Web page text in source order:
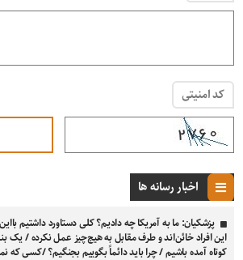
کد امنیتی
اخبار رسانه ها
پزشکیان: ما به آمریکا چه دادیم؟ کلی دستاورد داشتیم
این افراد خائن‌اند و طرف مقابل به هیچ‌چیز عمل نکرده / یک
کوتاه آمده باشیم / چرا باید دائماً بگوییم بجنگیم؟ /کسی